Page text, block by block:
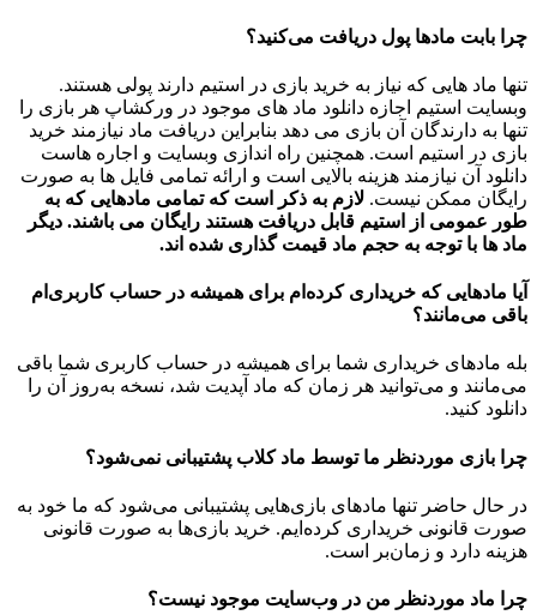
چرا بابت مادها پول دریافت می‌کنید؟
تنها ماد هایی که نیاز به خرید بازی در استیم دارند پولی هستند.
وبسایت استیم اجازه دانلود ماد های موجود در ورکشاپ هر بازی را
تنها به دارندگان آن بازی می دهد بنابراین دریافت ماد نیازمند خرید
بازی در استیم است. همچنین راه اندازی وبسایت و اجاره هاست
دانلود آن نیازمند هزینه بالایی است و ارائه تمامی فایل ها به صورت
رایگان ممکن نیست. لازم به ذکر است که تمامی مادهایی که به
طور عمومی از استیم قابل دریافت هستند رایگان می باشند. دیگر
ماد ها با توجه به حجم ماد قیمت گذاری شده اند.
آیا مادهایی که خریداری کرده‌ام برای همیشه در حساب‌ کاربری‌ام
باقی می‌مانند؟
بله مادهای خریداری شما برای همیشه در حساب کاربری شما باقی
می‌مانند و می‌توانید هر زمان که ماد آپدیت شد، نسخه به‌روز آن را
دانلود کنید.
چرا بازی موردنظر ما توسط ماد کلاب پشتیبانی نمی‌شود؟
در حال حاضر تنها مادهای بازی‌هایی پشتیبانی می‌شود که ما خود به
صورت قانونی خریداری کرده‌ایم. خرید بازی‌ها به صورت قانونی
هزینه دارد و زمان‌بر است.
چرا ماد موردنظر من در وب‌سایت موجود نیست؟